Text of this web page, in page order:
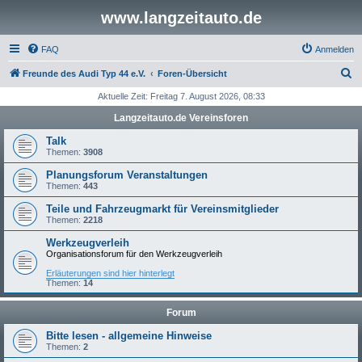
www.langzeitauto.de
FAQ Anmelden
Freunde des Audi Typ 44 e.V. Foren-Übersicht
h
Aktuelle Zeit: Freitag 7. August 2026, 08:33
Langzeitauto.de Vereinsforen
Talk
Themen: 3908
Planungsforum Veranstaltungen
Themen: 443
Teile und Fahrzeugmarkt für Vereinsmitglieder
Themen: 2218
Werkzeugverleih
Organisationsforum für den Werkzeugverleih
Erläuterungen sind hier hinterlegt
Themen: 14
Forum
Bitte lesen - allgemeine Hinweise
Themen: 2